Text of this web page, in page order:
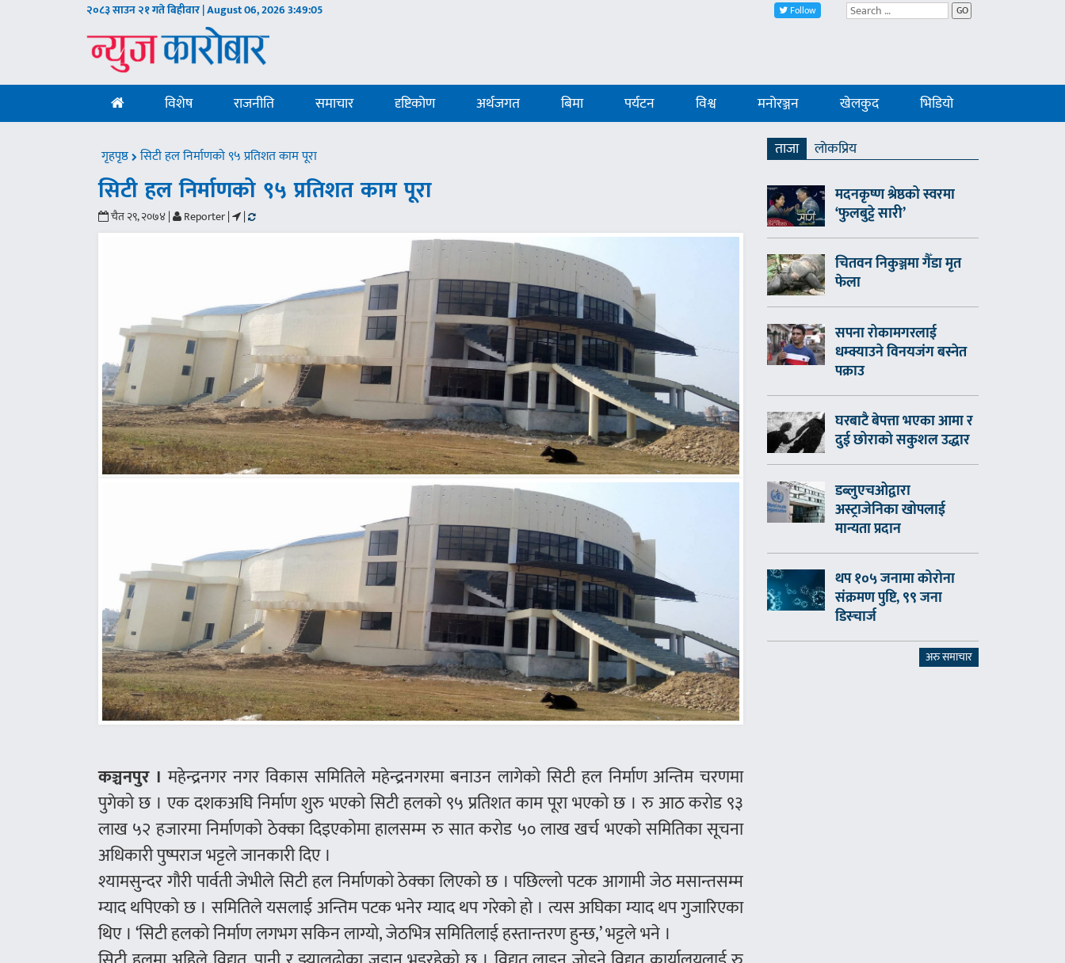
२०८३ साउन २१ गते बिहीवार | August 06, 20263:49:06 Follow GO
विशेष राजनीति समाचार दृष्टिकोण अर्थजगत बिमा पर्यटन विश्व मनोरञ्जन खेलकुद भिडियो
गृहपृष्ठ सिटी हल निर्माणको ९५ प्रतिशत काम पूरा
सिटी हल निर्माणको ९५ प्रतिशत काम पूरा
चैत २९, २०७४ | Reporter | |
कञ्चनपुर । महेन्द्रनगर नगर विकास समितिले महेन्द्रनगरमा बनाउन लागेको सिटी हल निर्माण अन्तिम चरणमा
पुगेको छ । एक दशकअघि निर्माण शुरु भएको सिटी हलको ९५ प्रतिशत काम पूरा भएको छ । रु आठ करोड ९३
लाख ५२ हजारमा निर्माणको ठेक्का दिइएकोमा हालसम्म रु सात करोड ५० लाख खर्च भएको समितिका सूचना
अधिकारी पुष्पराज भट्टले जानकारी दिए ।
श्यामसुन्दर गौरी पार्वती जेभीले सिटी हल निर्माणको ठेक्का लिएको छ । पछिल्लो पटक आगामी जेठ मसान्तसम्म
म्याद थपिएको छ । समितिले यसलाई अन्तिम पटक भनेर म्याद थप गरेको हो । त्यस अघिका म्याद थप गुजारिएका
थिए । ‘सिटी हलको निर्माण लगभग सकिन लाग्यो, जेठभित्र समितिलाई हस्तान्तरण हुन्छ,’ भट्टले भने ।
ताजा
लाेकप्रिय
मदनकृष्ण श्रेष्ठको स्वरमा
‘फुलबुट्टे सारी’
चितवन निकुञ्जमा गैँडा मृत
फेला
सपना रोकामगरलाई
धम्क्याउने विनयजंग बस्नेत
पक्राउ
घरबाटै बेपत्ता भएका आमा र
दुई छोराको सकुशल उद्धार
डब्लुएचओद्वारा
अस्ट्राजेनिका खोपलाई
मान्यता प्रदान
थप १०५ जनामा कोरोना
संक्रमण पुष्टि, ९९ जना
डिस्चार्ज
अरु समाचार